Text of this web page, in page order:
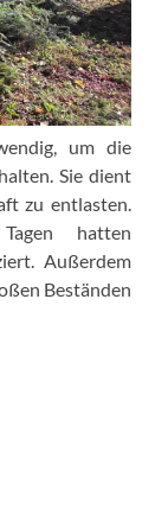
um die
Sie dient
zu entlasten.
hatten
Außerdem
Beständen